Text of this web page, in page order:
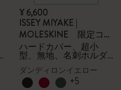
¥ 6,600
ISSEY MIYAKE |
MOLESKINE 限定コレ
クション
ハードカバー、超小
型、無地、名刺ホルダ
ー - 箱付き
ダンディロンイエロー
+5